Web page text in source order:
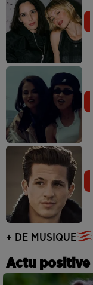
+ DE MUSIQUE
Actu positive